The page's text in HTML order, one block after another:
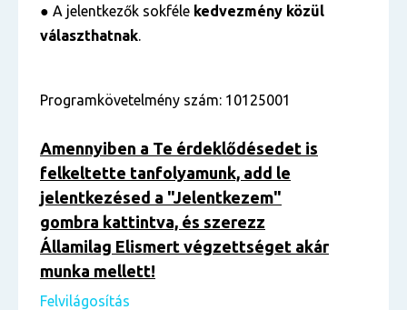
● A jelentkezők sokféle kedvezmény közül
választhatnak.
Programkövetelmény szám: 10125001
Amennyiben a Te érdeklődésedet is
felkeltette tanfolyamunk, add le
jelentkezésed a "Jelentkezem"
gombra kattintva, és szerezz
Államilag Elismert végzettséget akár
munka mellett!
Felvilágosítás